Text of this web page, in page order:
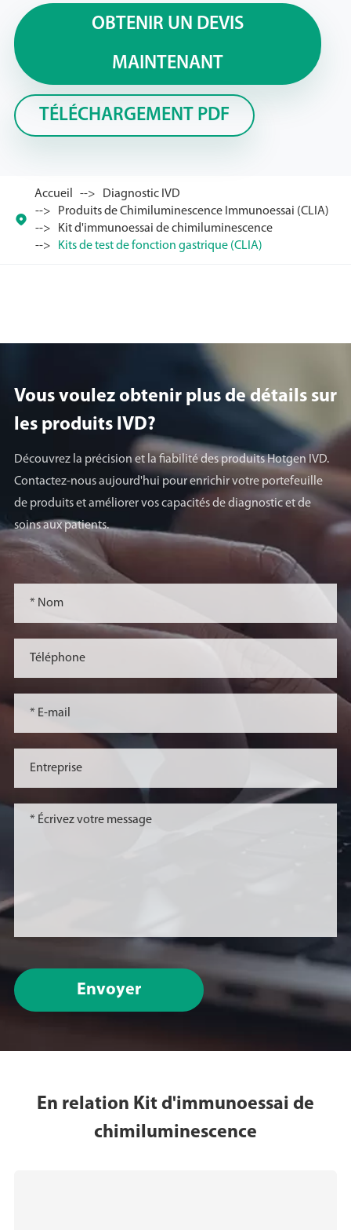
OBTENIR UN DEVIS
MAINTENANT
TÉLÉCHARGEMENT PDF

Accueil
Diagnostic IVD
Produits de Chimiluminescence Immunoessai (CLIA)
Kit d'immunoessai de chimiluminescence
Kits de test de fonction gastrique (CLIA)
Vous voulez obtenir plus de détails sur
les produits lVD?
Découvrez la précision et la fiabilité des produits Hotgen IVD.
Contactez-nous aujourd'hui pour enrichir votre portefeuille
de produits et améliorer vos capacités de diagnostic et de
soins aux patients.
Envoyer
En relation Kit d'immunoessai de
chimiluminescence